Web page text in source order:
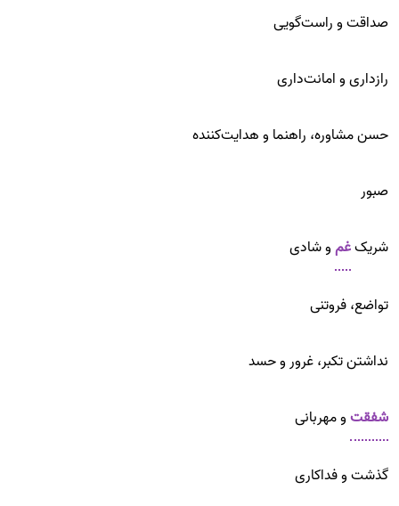
صداقت و راست‌گویی
رازداری و امانت‌داری
حسن مشاوره، راهنما و هدایت‌کننده
صبور
شریکغمو شادی
تواضع، فروتنی
نداشتن تکبر، غرور و حسد
شفقتو مهربانی
گذشت و فداکاری